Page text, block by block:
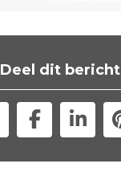
Deel dit bericht